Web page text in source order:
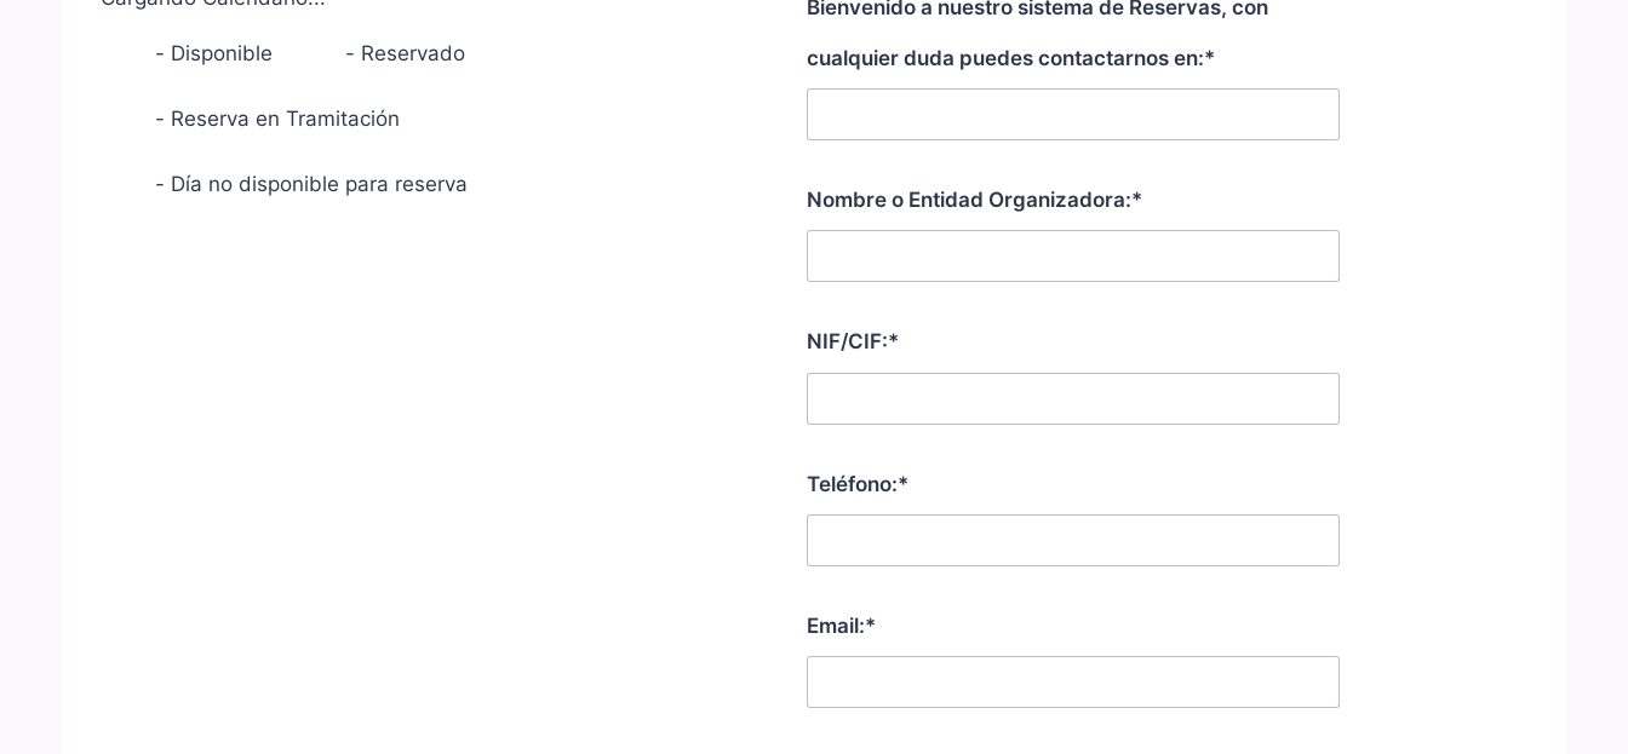
- Disponible - Reservado
- Reserva en Tramitación
- Día no disponible para reserva
Bienvenido a nuestro sistema de Reservas, con
cualquier duda puedes contactarnos en:*
Nombre o Entidad Organizadora:*
NIF/CIF:*
Teléfono:*
Email:*